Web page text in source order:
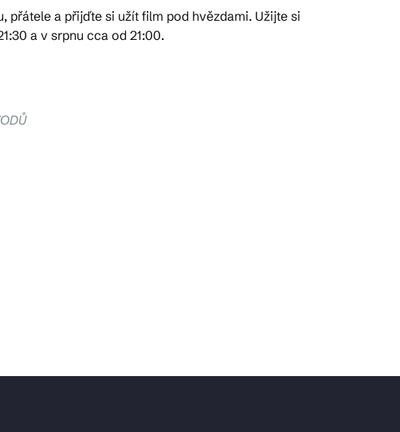
a přijďte si užít film pod hvězdami. Užijte si
a v srpnu cca od 21:00.